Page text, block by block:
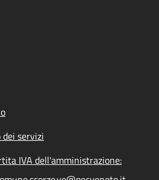
servizi
IVA dell'amministrazione: